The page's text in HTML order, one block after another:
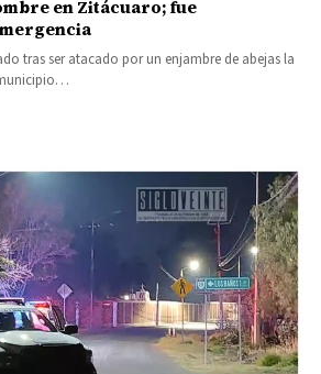
en Zitácuaro; fue
tras ser atacado por un enjambre de abejas la